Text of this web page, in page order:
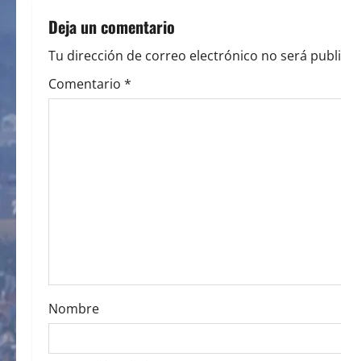
n
a
v
o
n
Deja un comentario
Tu dirección de correo electrónico no será
Comentario *
Nombre